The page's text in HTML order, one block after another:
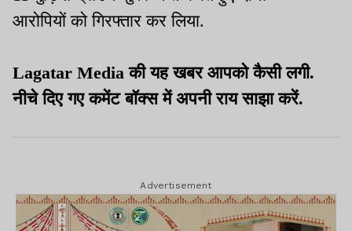
आरोपियों को गिरफ्तार कर लिया.
Lagatar Media की यह खबर आपको कैसी लगी.
नीचे दिए गए कमेंट बॉक्स में अपनी राय साझा करें.
Advertisement